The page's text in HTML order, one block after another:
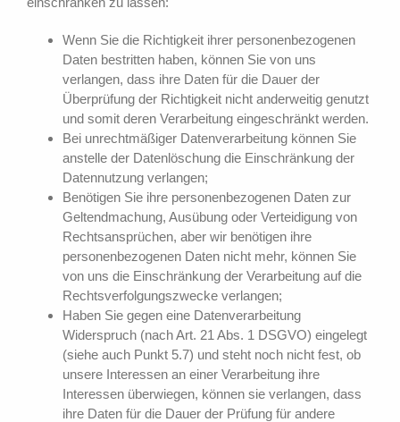
Wenn Sie die Richtigkeit ihrer personenbezogenen
Daten bestritten haben, können Sie von uns
verlangen, dass ihre Daten für die Dauer der
Überprüfung der Richtigkeit nicht anderweitig genutzt
und somit deren Verarbeitung eingeschränkt werden.
Bei unrechtmäßiger Datenverarbeitung können Sie
anstelle der Datenlöschung die Einschränkung der
Datennutzung verlangen;
Benötigen Sie ihre personenbezogenen Daten zur
Geltendmachung, Ausübung oder Verteidigung von
Rechtsansprüchen, aber wir benötigen ihre
personenbezogenen Daten nicht mehr, können Sie
von uns die Einschränkung der Verarbeitung auf die
Rechtsverfolgungszwecke verlangen;
Haben Sie gegen eine Datenverarbeitung
Widerspruch (nach Art. 21 Abs. 1 DSGVO) eingelegt
(siehe auch Punkt 5.7) und steht noch nicht fest, ob
unsere Interessen an einer Verarbeitung ihre
Interessen überwiegen, können sie verlangen, dass
ihre Daten für die Dauer der Prüfung für andere